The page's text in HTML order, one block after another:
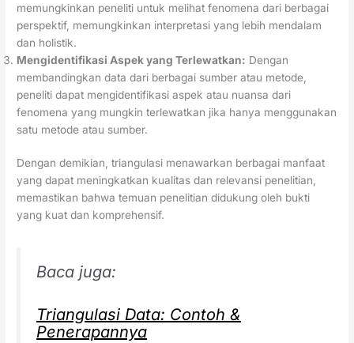
memungkinkan peneliti untuk melihat fenomena dari berbagai
perspektif, memungkinkan interpretasi yang lebih mendalam
dan holistik.
Mengidentifikasi Aspek yang Terlewatkan: Dengan
membandingkan data dari berbagai sumber atau metode,
peneliti dapat mengidentifikasi aspek atau nuansa dari
fenomena yang mungkin terlewatkan jika hanya menggunakan
satu metode atau sumber.
Dengan demikian, triangulasi menawarkan berbagai manfaat
yang dapat meningkatkan kualitas dan relevansi penelitian,
memastikan bahwa temuan penelitian didukung oleh bukti
yang kuat dan komprehensif.
Baca juga:
Triangulasi Data: Contoh &
Penerapannya